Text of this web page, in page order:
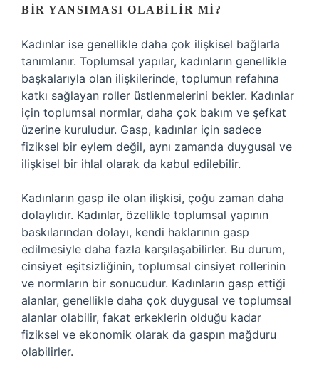
BIR YANSIMASI OLABILIR MI?
Kadınlar ise genellikle daha çok ilişkisel bağlarla
tanımlanır. Toplumsal yapılar, kadınların genellikle
başkalarıyla olan ilişkilerinde, toplumun refahına
katkı sağlayan roller üstlenmelerini bekler. Kadınlar
için toplumsal normlar, daha çok bakım ve şefkat
üzerine kuruludur. Gasp, kadınlar için sadece
fiziksel bir eylem değil, aynı zamanda duygusal ve
ilişkisel bir ihlal olarak da kabul edilebilir.
Kadınların gasp ile olan ilişkisi, çoğu zaman daha
dolaylıdır. Kadınlar, özellikle toplumsal yapının
baskılarından dolayı, kendi haklarının gasp
edilmesiyle daha fazla karşılaşabilirler. Bu durum,
cinsiyet eşitsizliğinin, toplumsal cinsiyet rollerinin
ve normların bir sonucudur. Kadınların gasp ettiği
alanlar, genellikle daha çok duygusal ve toplumsal
alanlar olabilir, fakat erkeklerin olduğu kadar
fiziksel ve ekonomik olarak da gaspın mağduru
olabilirler.